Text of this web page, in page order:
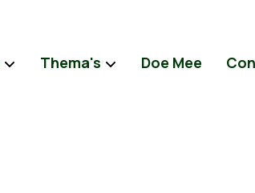
Thema's Doe Mee